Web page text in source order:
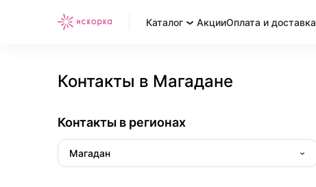
Каталог АкцииОплата и доставка
Контакты в Магадане
Контакты в регионах
Магадан